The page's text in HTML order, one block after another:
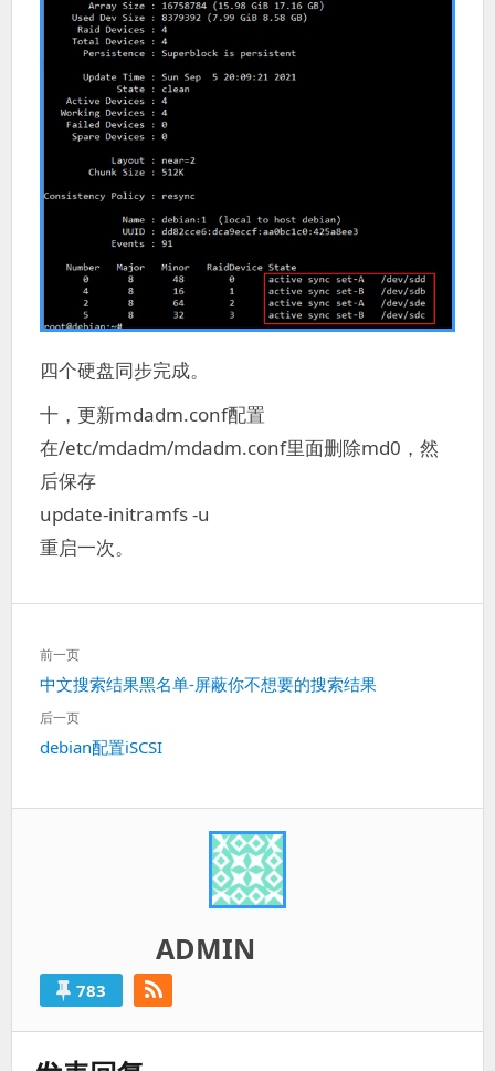
四个硬盘同步完成。
十，更新mdadm.conf配置
在/etc/mdadm/mdadm.conf里面删除md0，然
后保存
update-initramfs -u
重启一次。
文
章
导
航
前一页
上
一
中文搜索结果黑名单-屏蔽你不想要的搜索结果
后一页
下
debian配置iSCSI
ADMIN
783